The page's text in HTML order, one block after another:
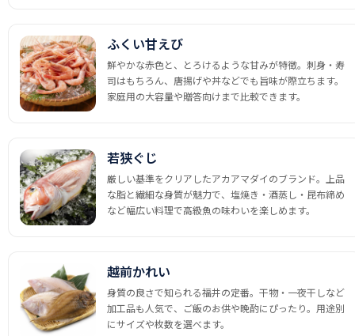
ふくい甘えび
鮮やかな赤色と、とろけるような甘みが特徴。刺身・寿
司はもちろん、唐揚げや丼などでも旨味が際立ちます。
家庭用の大容量や贈答向けまで比較できます。
若狭ぐじ
厳しい基準をクリアしたアカアマダイのブランド。上品
な脂と繊細な身質が魅力で、塩焼き・酒蒸し・昆布締め
など幅広い料理で高級魚の味わいを楽しめます。
越前かれい
身質の良さで知られる福井の定番。干物・一夜干しなど
加工品も人気で、ご飯のお供や晩酌にぴったり。用途別
にサイズや枚数を選べます。